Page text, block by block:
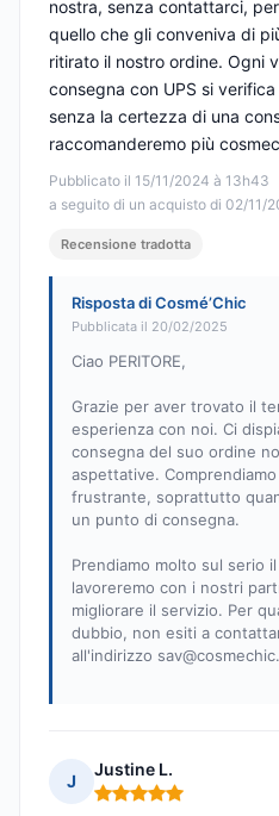
Pubblicato il 15/11/2024 à 13h43
a seguito di un acquisto di 02/11/
nostra, senza contattarci,
quello che gli conveniva di
ritirato il nostro ordine. Ogni
consegna con UPS si
senza la certezza di una
raccomanderemo più
Recensione tradotta
Risposta di Cosmé’Chic
Pubblicata il 20/02/2025
Ciao PERITORE,
Grazie per aver trovato il
esperienza con noi. Ci
consegna del suo ordine
aspettative.
frustrante, soprattutto
un punto di consegna.
Prendiamo molto sul serio
lavoreremo con i nostri
migliorare il servizio. Per
dubbio, non esiti a
all'indirizzo
J
Justine L.
Nota: 5 su 5